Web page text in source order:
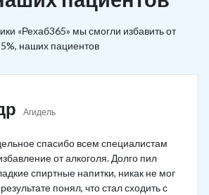
«Рехаб365» мы смогли избавить от
наших пациентов
Агидель
спасибо всем специалистам
от алкоголя. Долго пил
спиртные напитки, никак не мог
понял, что стал сходить с